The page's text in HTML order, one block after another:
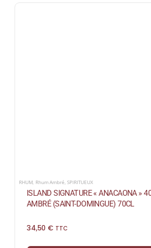
RHUM Rhum Ambré ,SPIRITUEUX
ISLAND SIGNATURE « ANACAONA »
AMBRÉ (SAINT-DOMINGUE) 70CL
34,50 € TTC